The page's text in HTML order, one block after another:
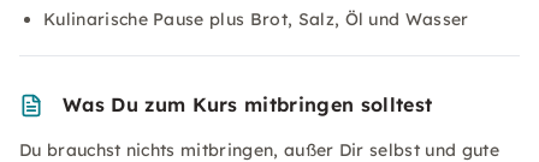
Kulinarische Pause plus Brot, Salz, Öl und Wasser
Was Du zum Kurs mitbringen solltest
Du brauchst nichts mitbringen, außer Dir selbst und gute